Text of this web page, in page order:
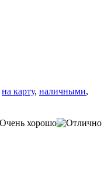
на карту, наличными,